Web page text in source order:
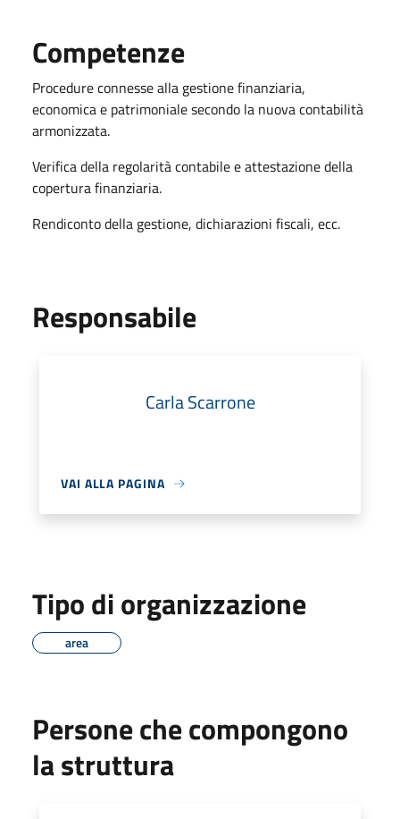
Competenze
Procedure connesse alla gestione finanziaria,
economica e patrimoniale secondo la nuova contabilità
armonizzata.
Verifica della regolarità contabile e attestazione della
copertura finanziaria.
Rendiconto della gestione, dichiarazioni fiscali, ecc.
Responsabile
Carla Scarrone
VAI ALLA PAGINA
Tipo di organizzazione
area
Persone che compongono
la struttura